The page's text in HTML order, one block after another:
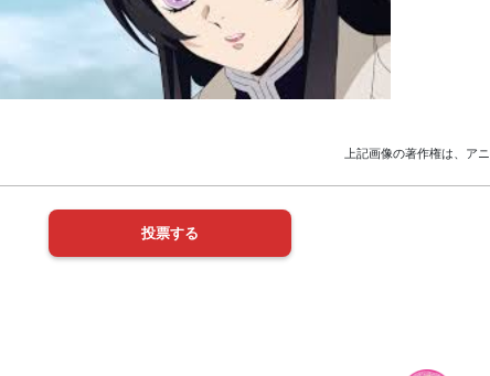
上記画像の著作権は、ア